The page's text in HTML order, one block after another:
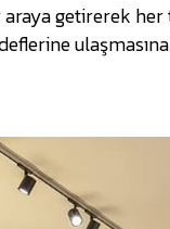
getirerek her